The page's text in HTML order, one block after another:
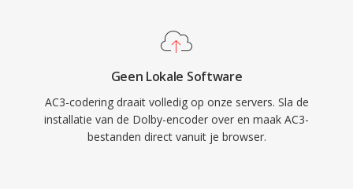
Geen Lokale Software
AC3-codering draait volledig op onze servers. Sla de
installatie van de Dolby-encoder over en maak AC3-
bestanden direct vanuit je browser.